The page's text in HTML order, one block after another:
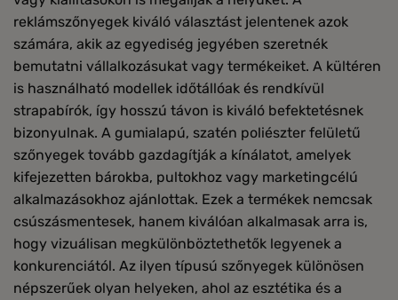
reklámszőnyegek kiváló választást jelentenek azok
számára, akik az egyediség jegyében szeretnék
bemutatni vállalkozásukat vagy termékeiket. A kültéren
is használható modellek időtállóak és rendkívül
strapabírók, így hosszú távon is kiváló befektetésnek
bizonyulnak. A gumialapú, szatén poliészter felületű
szőnyegek tovább gazdagítják a kínálatot, amelyek
kifejezetten bárokba, pultokhoz vagy marketingcélú
alkalmazásokhoz ajánlottak. Ezek a termékek nemcsak
csúszásmentesek, hanem kiválóan alkalmasak arra is,
hogy vizuálisan megkülönböztethetők legyenek a
konkurenciától. Az ilyen típusú szőnyegek különösen
népszerűek olyan helyeken, ahol az esztétika és a